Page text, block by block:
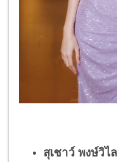
สุเชาว์ พงษ์วิไ